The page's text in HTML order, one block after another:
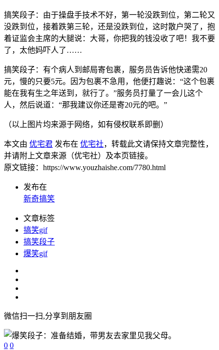
搞笑段子：由于操盘手技术不好，第一轮没跌到位，第二轮又
没跌到位，接着跌第三轮，还是没跌到位，这时散户哭了，抱
着证监会主席的大腿说：大哥，你把我的钱没收了吧！我不要
了，太他妈吓人了……
搞笑段子：有个病人到邮局寄包裹，服务员告诉他快递需20
元，慢的只要5元。因为包裹不急用，他便打趣说：“这个包裹
能在我有生之年送到，就行了。”服务员打量了一会儿这个
人，然后说道：“那我建议你还是寄20元的吧。”
（以上图片均来源于网络，如有侵权联系即删）
本文由 优宅君 发布在 优宅社，转载此文请保持文章完整性，
并请附上文章来源（优宅社）及本页链接。
原文链接：https://www.youzhaishe.com/7780.html
发布在
新奇搞笑
文章标签
搞笑gif
搞笑段子
爆笑gif
微信扫一扫,分享到朋友圈
0 0